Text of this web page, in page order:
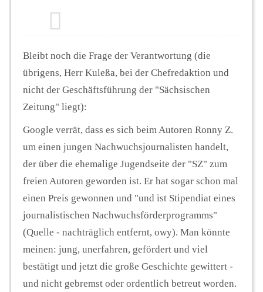
Bleibt noch die Frage der Verantwortung (die
übrigens, Herr Kuleßa, bei der Chefredaktion und
nicht der Geschäftsführung der "Sächsischen
Zeitung" liegt):
Google verrät, dass es sich beim Autoren Ronny Z.
um einen jungen Nachwuchsjournalisten handelt,
der über die ehemalige Jugendseite der "SZ" zum
freien Autoren geworden ist. Er hat sogar schon mal
einen Preis gewonnen und "und ist Stipendiat eines
journalistischen Nachwuchsförderprogramms"
(Quelle - nachträglich entfernt, owy). Man könnte
meinen: jung, unerfahren, gefördert und viel
bestätigt und jetzt die große Geschichte gewittert -
und nicht gebremst oder ordentlich betreut worden.